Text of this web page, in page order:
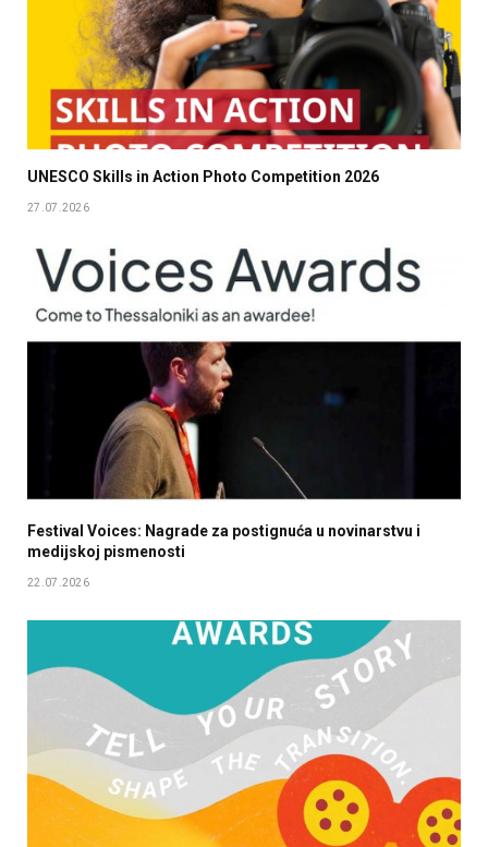
UNESCO Skills in Action Photo Competition 2026
27.07.2026
Festival Voices: Nagrade za postignuća u novinarstvu i
medijskoj pismenosti
22.07.2026